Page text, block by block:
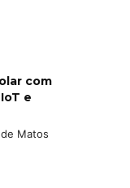
com
e
Matos